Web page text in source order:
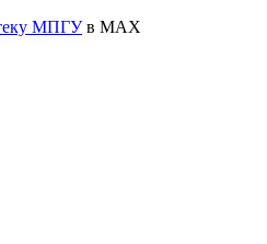
МПГУв MAX